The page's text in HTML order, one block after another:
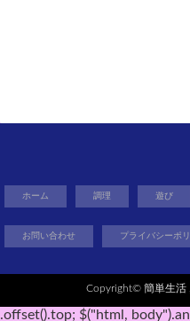
ホーム 調理 遊び
お問い合わせ プライバシーポ
Copyright© 簡単生活
.offset().top; $("html,